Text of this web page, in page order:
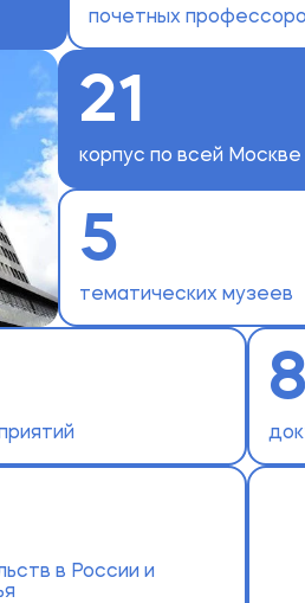
почетных
21
корпус по всей Москве
5
тематических музеев
в России и